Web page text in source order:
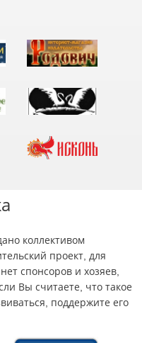
коллективом
проект, для
спонсоров и хозяев,
Вы считаете, что такое
поддержите его